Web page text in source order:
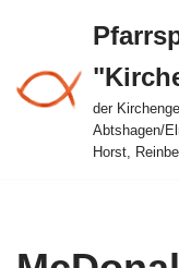
Inhalt
springen
der
Abtshagen/
Horst,